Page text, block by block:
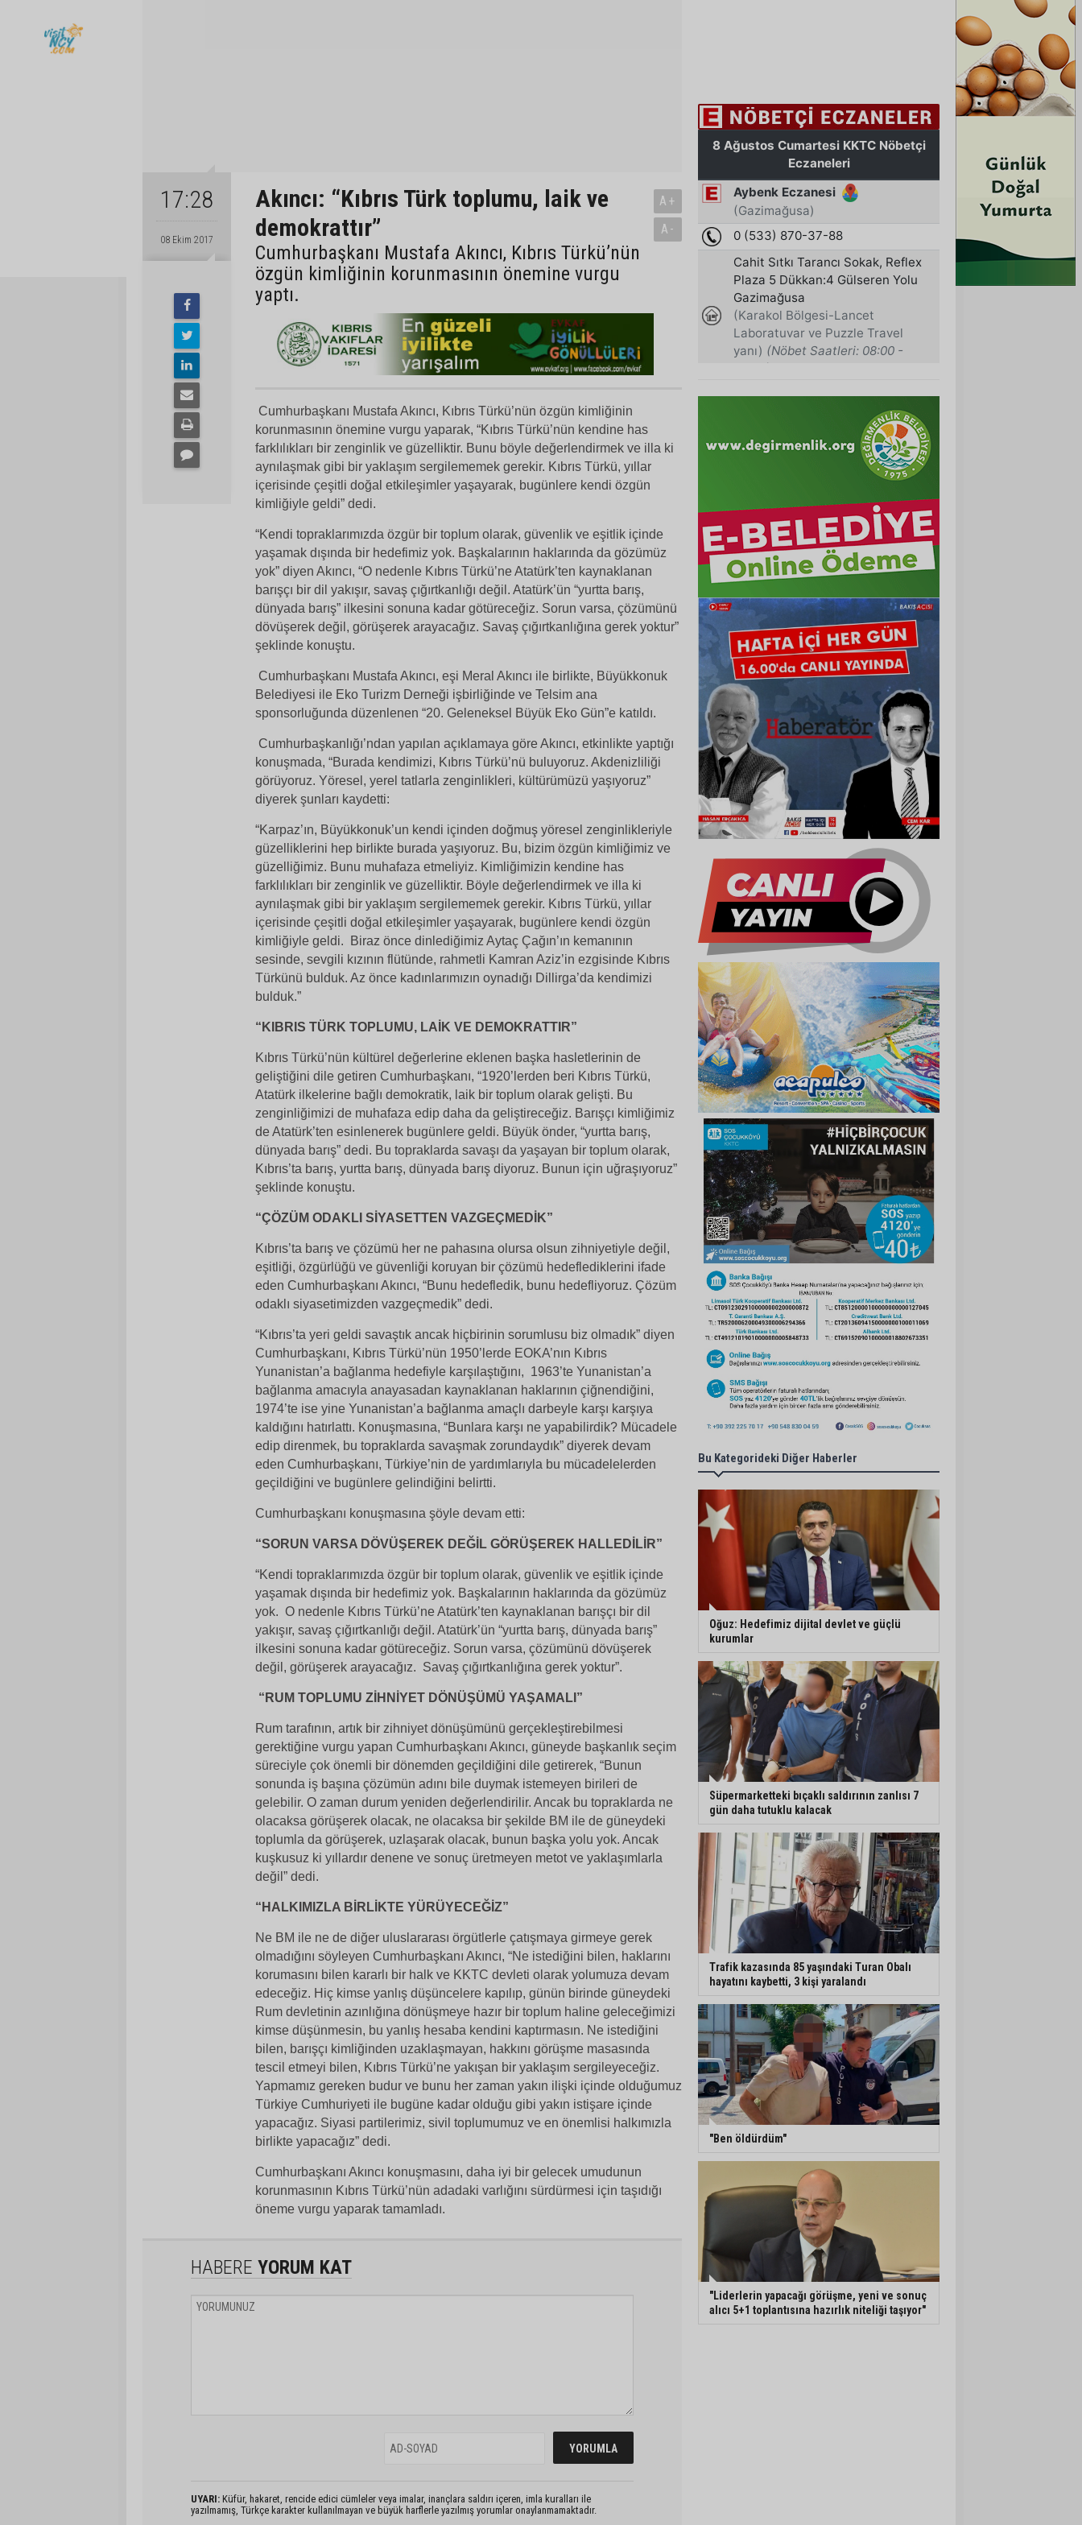
17:28
08 Ekim 2017
Akıncı: “Kıbrıs Türk toplumu, laik ve
demokrattır”
Cumhurbaşkanı Mustafa Akıncı, Kıbrıs Türkü’nün
özgün kimliğinin korunmasının önemine vurgu
yaptı.
A+
A-
Cumhurbaşkanı Mustafa Akıncı, Kıbrıs Türkü’nün özgün kimliğinin
korunmasının önemine vurgu yaparak, “Kıbrıs Türkü’nün kendine has
farklılıkları bir zenginlik ve güzelliktir. Bunu böyle değerlendirmek ve illa ki
aynılaşmak gibi bir yaklaşım sergilememek gerekir. Kıbrıs Türkü, yıllar
içerisinde çeşitli doğal etkileşimler yaşayarak, bugünlere kendi özgün
kimliğiyle geldi” dedi.
“Kendi topraklarımızda özgür bir toplum olarak, güvenlik ve eşitlik içinde
yaşamak dışında bir hedefimiz yok. Başkalarının haklarında da gözümüz
yok” diyen Akıncı, “O nedenle Kıbrıs Türkü’ne Atatürk’ten kaynaklanan
barışçı bir dil yakışır, savaş çığırtkanlığı değil. Atatürk’ün “yurtta barış,
dünyada barış” ilkesini sonuna kadar götüreceğiz. Sorun varsa, çözümünü
dövüşerek değil, görüşerek arayacağız. Savaş çığırtkanlığına gerek yoktur”
şeklinde konuştu.
Cumhurbaşkanı Mustafa Akıncı, eşi Meral Akıncı ile birlikte, Büyükkonuk
Belediyesi ile Eko Turizm Derneği işbirliğinde ve Telsim ana
sponsorluğunda düzenlenen “20. Geleneksel Büyük Eko Gün”e katıldı.
Cumhurbaşkanlığı’ndan yapılan açıklamaya göre Akıncı, etkinlikte yaptığı
konuşmada, “Burada kendimizi, Kıbrıs Türkü’nü buluyoruz. Akdenizliliği
görüyoruz. Yöresel, yerel tatlarla zenginlikleri, kültürümüzü yaşıyoruz”
diyerek şunları kaydetti:
“Karpaz’ın, Büyükkonuk’un kendi içinden doğmuş yöresel zenginlikleriyle
güzelliklerini hep birlikte burada yaşıyoruz. Bu, bizim özgün kimliğimiz ve
güzelliğimiz. Bunu muhafaza etmeliyiz. Kimliğimizin kendine has
farklılıkları bir zenginlik ve güzelliktir. Böyle değerlendirmek ve illa ki
aynılaşmak gibi bir yaklaşım sergilememek gerekir. Kıbrıs Türkü, yıllar
içerisinde çeşitli doğal etkileşimler yaşayarak, bugünlere kendi özgün
kimliğiyle geldi. Biraz önce dinlediğimiz Aytaç Çağın’ın kemanının
sesinde, sevgili kızının flütünde, rahmetli Kamran Aziz’in ezgisinde Kıbrıs
Türkünü bulduk. Az önce kadınlarımızın oynadığı Dillirga’da kendimizi
bulduk.”
“KIBRIS TÜRK TOPLUMU, LAİK VE DEMOKRATTIR”
Kıbrıs Türkü’nün kültürel değerlerine eklenen başka hasletlerinin de
geliştiğini dile getiren Cumhurbaşkanı, “1920’lerden beri Kıbrıs Türkü,
Atatürk ilkelerine bağlı demokratik, laik bir toplum olarak gelişti. Bu
zenginliğimizi de muhafaza edip daha da geliştireceğiz. Barışçı kimliğimiz
de Atatürk’ten esinlenerek bugünlere geldi. Büyük önder, “yurtta barış,
dünyada barış” dedi. Bu topraklarda savaşı da yaşayan bir toplum olarak,
Kıbrıs’ta barış, yurtta barış, dünyada barış diyoruz. Bunun için uğraşıyoruz”
şeklinde konuştu.
“ÇÖZÜM ODAKLI SİYASETTEN VAZGEÇMEDİK”
Kıbrıs’ta barış ve çözümü her ne pahasına olursa olsun zihniyetiyle değil,
eşitliği, özgürlüğü ve güvenliği koruyan bir çözümü hedeflediklerini ifade
eden Cumhurbaşkanı Akıncı, “Bunu hedefledik, bunu hedefliyoruz. Çözüm
odaklı siyasetimizden vazgeçmedik” dedi.
“Kıbrıs’ta yeri geldi savaştık ancak hiçbirinin sorumlusu biz olmadık” diyen
Cumhurbaşkanı, Kıbrıs Türkü’nün 1950’lerde EOKA’nın Kıbrıs
Yunanistan’a bağlanma hedefiyle karşılaştığını, 1963’te Yunanistan’a
bağlanma amacıyla anayasadan kaynaklanan haklarının çiğnendiğini,
1974’te ise yine Yunanistan’a bağlanma amaçlı darbeyle karşı karşıya
kaldığını hatırlattı. Konuşmasına, “Bunlara karşı ne yapabilirdik? Mücadele
edip direnmek, bu topraklarda savaşmak zorundaydık” diyerek devam
eden Cumhurbaşkanı, Türkiye’nin de yardımlarıyla bu mücadelelerden
geçildiğini ve bugünlere gelindiğini belirtti.
Cumhurbaşkanı konuşmasına şöyle devam etti:
“SORUN VARSA DÖVÜŞEREK DEĞİL GÖRÜŞEREK HALLEDİLİR”
“Kendi topraklarımızda özgür bir toplum olarak, güvenlik ve eşitlik içinde
yaşamak dışında bir hedefimiz yok. Başkalarının haklarında da gözümüz
yok. O nedenle Kıbrıs Türkü’ne Atatürk’ten kaynaklanan barışçı bir dil
yakışır, savaş çığırtkanlığı değil. Atatürk’ün “yurtta barış, dünyada barış”
ilkesini sonuna kadar götüreceğiz. Sorun varsa, çözümünü dövüşerek
değil, görüşerek arayacağız. Savaş çığırtkanlığına gerek yoktur”.
“RUM TOPLUMU ZİHNİYET DÖNÜŞÜMÜ YAŞAMALI”
Rum tarafının, artık bir zihniyet dönüşümünü gerçekleştirebilmesi
gerektiğine vurgu yapan Cumhurbaşkanı Akıncı, güneyde başkanlık seçim
süreciyle çok önemli bir dönemden geçildiğini dile getirerek, “Bunun
sonunda iş başına çözümün adını bile duymak istemeyen birileri de
gelebilir. O zaman durum yeniden değerlendirilir. Ancak bu topraklarda ne
olacaksa görüşerek olacak, ne olacaksa bir şekilde BM ile de güneydeki
toplumla da görüşerek, uzlaşarak olacak, bunun başka yolu yok. Ancak
kuşkusuz ki yıllardır denene ve sonuç üretmeyen metot ve yaklaşımlarla
değil” dedi.
“HALKIMIZLA BİRLİKTE YÜRÜYECEĞİZ”
Ne BM ile ne de diğer uluslararası örgütlerle çatışmaya girmeye gerek
olmadığını söyleyen Cumhurbaşkanı Akıncı, “Ne istediğini bilen, haklarını
korumasını bilen kararlı bir halk ve KKTC devleti olarak yolumuza devam
edeceğiz. Hiç kimse yanlış düşüncelere kapılıp, günün birinde güneydeki
Rum devletinin azınlığına dönüşmeye hazır bir toplum haline geleceğimizi
kimse düşünmesin, bu yanlış hesaba kendini kaptırmasın. Ne istediğini
bilen, barışçı kimliğinden uzaklaşmayan, hakkını görüşme masasında
tescil etmeyi bilen, Kıbrıs Türkü’ne yakışan bir yaklaşım sergileyeceğiz.
Yapmamız gereken budur ve bunu her zaman yakın ilişki içinde olduğumuz
Türkiye Cumhuriyeti ile bugüne kadar olduğu gibi yakın istişare içinde
yapacağız. Siyasi partilerimiz, sivil toplumumuz ve en önemlisi halkımızla
birlikte yapacağız” dedi.
Cumhurbaşkanı Akıncı konuşmasını, daha iyi bir gelecek umudunun
korunmasının Kıbrıs Türkü’nün adadaki varlığını sürdürmesi için taşıdığı
öneme vurgu yaparak tamamladı.
HABERE YORUM KAT
UYARI: Küfür, hakaret, rencide edici cümleler veya imalar, inançlara saldırı içeren, imla kuralları ile
yazılmamış, Türkçe karakter kullanılmayan ve büyük harflerle yazılmış yorumlar onaylanmamaktadır.
Bu Kategorideki Diğer Haberler
Oğuz: Hedefimiz dijital devlet ve güçlü
kurumlar
Süpermarketteki bıçaklı saldırının zanlısı 7
gün daha tutuklu kalacak
Trafik kazasında 85 yaşındaki Turan Obalı
hayatını kaybetti, 3 kişi yaralandı
"Ben öldürdüm"
"Liderlerin yapacağı görüşme, yeni ve sonuç
alıcı 5+1 toplantısına hazırlık niteliği taşıyor"